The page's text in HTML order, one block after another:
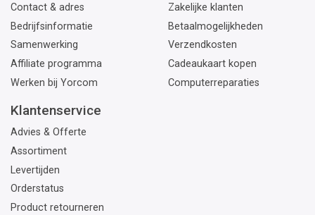
Contact & adres
Bedrijfsinformatie
Samenwerking
Affiliate programma
Werken bij Yorcom
Zakelijke klanten
Betaalmogelijkheden
Verzendkosten
Cadeaukaart kopen
Computerreparaties
Klantenservice
Advies & Offerte
Assortiment
Levertijden
Orderstatus
Product retourneren